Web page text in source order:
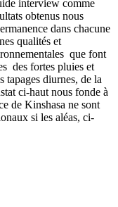
interview comme
obtenus nous
dans chacune
qualités et
que font
des fortes pluies et
tapages diurnes, de la
ci-haut nous fonde à
de Kinshasa ne sont
si les aléas, ci-